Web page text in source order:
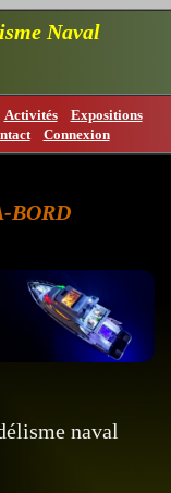
Naval
Activités
Expositions
Connexion
BORD
naval